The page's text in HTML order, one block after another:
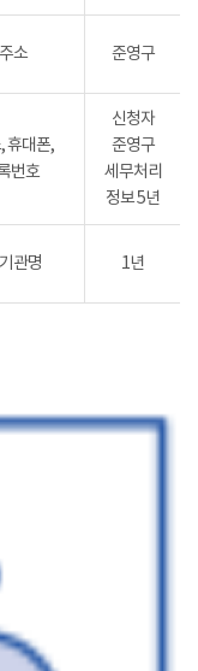
소 준영구
휴대폰,
번호
신청자
준영구
세무처리
정보 5년
관명 1년